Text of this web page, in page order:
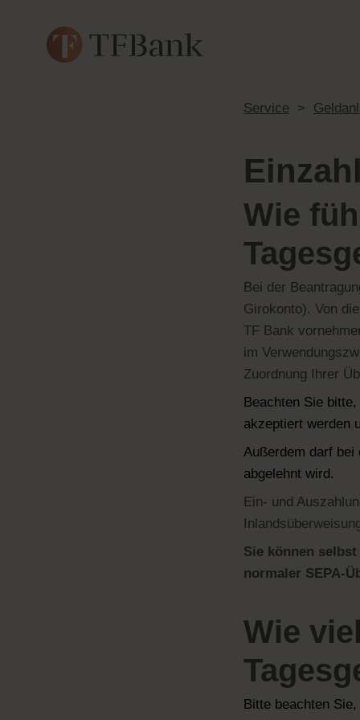
Service >
Wie
Bei der
Girokonto). Von
TF Bank
im
Zuordnung Ihrer
Beachten Sie
akzeptiert werden
Außerdem darf bei
abgelehnt wird.
Ein- und
Sie können
normaler SEPA-
Wie
Bitte beachten